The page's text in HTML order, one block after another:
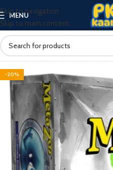
Skip to navigation
Skip to main content
MENU
-20%